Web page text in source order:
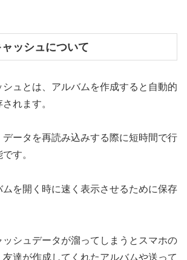
ッシュについて
ュとは、アルバムを作成すると自動的
れます。
データを再読み込みする際に短時間で行
す。
を開く時に速く表示させるために保存
ッシュデータが溜ってしまうとスマホの
達が作成してくれたアルバムや送って